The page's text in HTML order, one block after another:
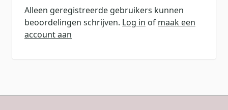
Alleen geregistreerde gebruikers kunnen
beoordelingen schrijven. Log in of maak een
account aan